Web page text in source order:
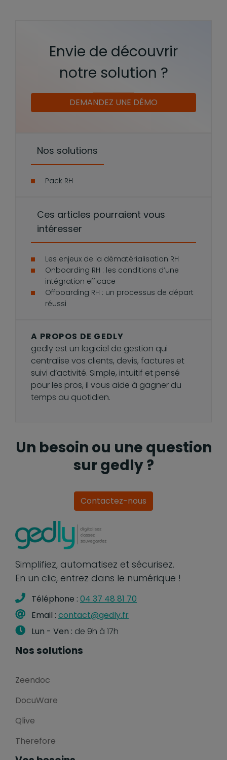
Envie de découvrir
notre solution ?
DEMANDEZ UNE DÉMO
Nos solutions
Pack RH
Ces articles pourraient vous
intéresser
Les enjeux de la dématérialisation RH
Onboarding RH : les conditions d’une
intégration efficace
Offboarding RH : un processus de départ
réussi
A PROPOS DE GEDLY
gedly est un logiciel de gestion qui
centralise vos clients, devis, factures et
suivi d’activité. Simple, intuitif et pensé
pour les pros, il vous aide à gagner du
temps au quotidien.
Un besoin ou une question
sur gedly ?
Contactez-nous
Simplifiez, automatisez et sécurisez.
En un clic, entrez dans le numérique !
Téléphone : 04 37 48 81 70
Email : contact@gedly.fr
Lun - Ven : de 9h à 17h
Nos solutions
Zeendoc
DocuWare
Qlive
Therefore